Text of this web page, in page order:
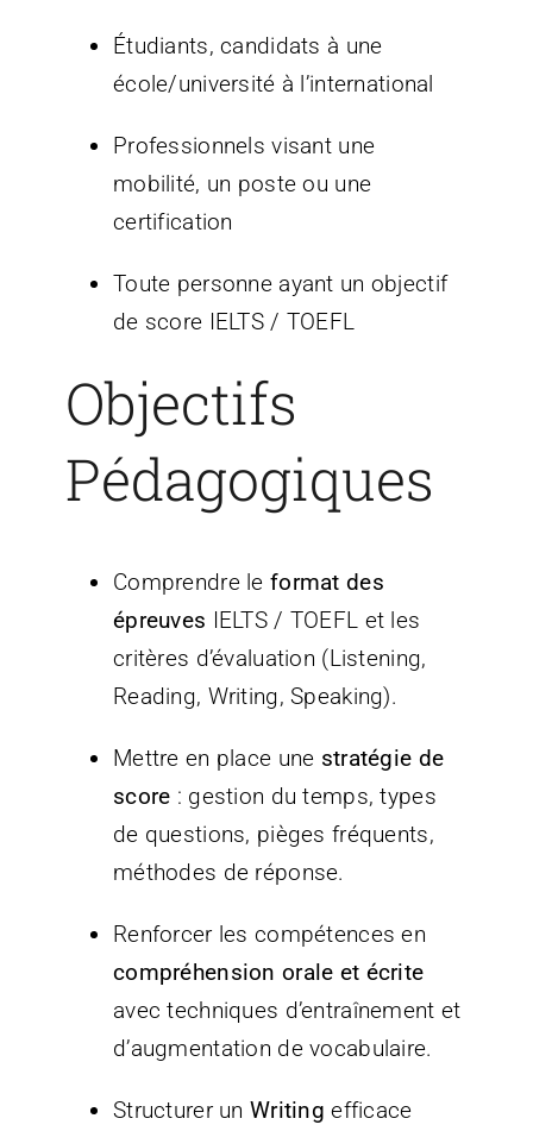
Étudiants, candidats à une
école/université à l’international
Professionnels visant une
mobilité, un poste ou une
certification
Toute personne ayant un objectif
de score IELTS / TOEFL
Objectifs
Pédagogiques
Comprendre le format des
épreuves IELTS / TOEFL et les
critères d’évaluation (Listening,
Reading, Writing, Speaking).
Mettre en place une stratégie de
score : gestion du temps, types
de questions, pièges fréquents,
méthodes de réponse.
Renforcer les compétences en
compréhension orale et écrite
avec techniques d’entraînement et
d’augmentation de vocabulaire.
Structurer un Writing efficace